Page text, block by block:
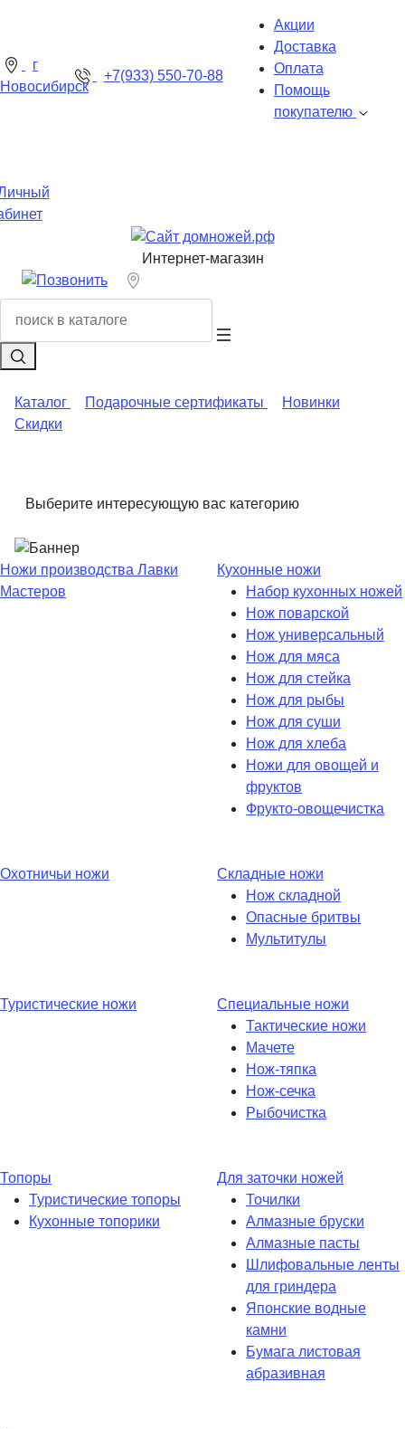
г
Новосибирск
+7(933) 550-70-88
Акции
Доставка
Оплата
Помощь
покупателю
Интернет-магазин
Каталог Подарочные сертификаты
Новинки
Скидки
Выберите интересующую вас категорию
Ножи производства Лавки
Мастеров
Кухонные ножи
Набор кухонных ножей
Нож поварской
Нож универсальный
Нож для мяса
Нож для стейка
Нож для рыбы
Нож для суши
Нож для хлеба
Ножи для овощей и
фруктов
Фрукто-овощечистка
Охотничьи ножи
Складные ножи
Нож складной
Опасные бритвы
Мультитулы
Туристические ножи
Специальные ножи
Тактические ножи
Мачете
Нож-тяпка
Нож-сечка
Рыбочистка
Топоры
Туристические топоры
Кухонные топорики
Для заточки ножей
Точилки
Алмазные бруски
Алмазные пасты
Шлифовальные ленты
для гриндера
Японские водные
камни
Бумага листовая
абразивная